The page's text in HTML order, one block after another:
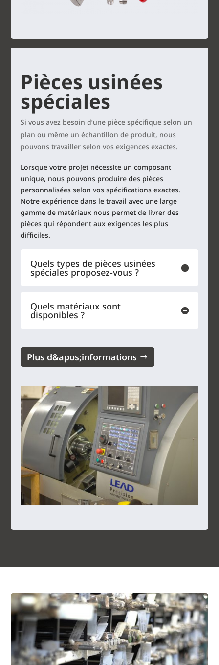
Pièces usinées
spéciales
Si vous avez besoin d’une pièce spécifique selon un
plan ou même un échantillon de produit, nous
pouvons travailler selon vos exigences exactes.
Lorsque votre projet nécessite un composant
unique, nous pouvons produire des pièces
personnalisées selon vos spécifications exactes.
Notre expérience dans le travail avec une large
gamme de matériaux nous permet de livrer des
pièces qui répondent aux exigences les plus
difficiles.
Quels types de pièces usinées
spéciales proposez-vous ?
Quels matériaux sont
disponibles ?
Plus d&apos;informations